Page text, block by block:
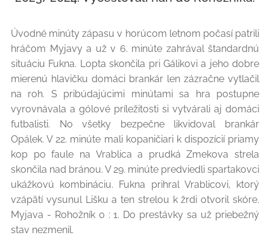
Úvodné minúty zápasu v horúcom letnom počasí patrili
hráčom Myjavy a už v 6. minúte zahrával štandardnú
situáciu Fukna. Lopta skončila pri Gálikovi a jeho dobre
mierenú hlavičku domáci brankár len zázračne vytlačil
na roh. S pribúdajúcimi minútami sa hra postupne
vyrovnávala a gólové príležitosti si vytvárali aj domáci
futbalisti. No všetky bezpečne likvidoval brankár
Opálek. V 22. minúte mali kopaničiari k dispozícií priamy
kop po faule na Vrablica a prudká Zmekova strela
skončila nad bránou. V 29. minúte predviedli spartakovci
ukážkovú kombináciu. Fukna prihral Vrablicovi, ktorý
vzápätí vysunul Lišku a ten strelou k žrdi otvoril skóre.
Myjava - Rohožník 0 : 1. Do prestávky sa už priebežný
stav nezmenil.